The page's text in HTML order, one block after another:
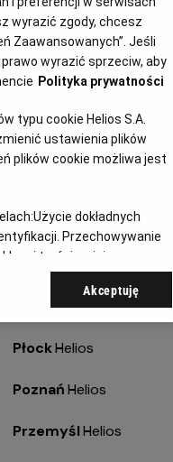
Olsztyn-
Helios
Opole-Helios Solaris
Pabianice-
Helios
Piotrków Trybunalski-
Płock-
Helios
Poznań-
Helios
Przemyśl-
Helios
wyrazić zgody, chcesz
Zaawansowanych”. Jeśli
wyrazić sprzeciw, aby
Polityka prywatności
typu cookie Helios S.A.
ustawienia plików
plików cookie możliwa jest
Użycie dokładnych
Przechowywanie
i treści, opinie
Akceptuję